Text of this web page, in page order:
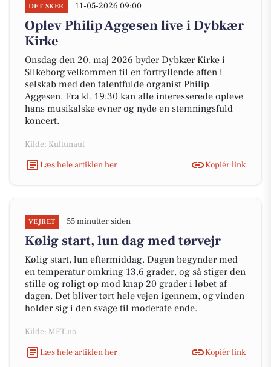
DET SKER 11-05-2026 09:00
Oplev Philip Aggesen live i Dybkær
Kirke
Onsdag den 20. maj 2026 byder Dybkær Kirke i
Silkeborg velkommen til en fortryllende aften i
selskab med den talentfulde organist Philip
Aggesen. Fra kl. 19:30 kan alle interesserede opleve
hans musikalske evner og nyde en stemningsfuld
koncert.
Kilde: Kultunaut
Læs hele artiklen her
Kopiér link
VEJRET 55 minutter siden
Kølig start, lun dag med tørvejr
Kølig start, lun eftermiddag. Dagen begynder med
en temperatur omkring 13,6 grader, og så stiger den
stille og roligt op mod knap 20 grader i løbet af
dagen. Det bliver tørt hele vejen igennem, og vinden
holder sig i den svage til moderate ende.
Kilde: MET.no
Læs hele artiklen her
Kopiér link